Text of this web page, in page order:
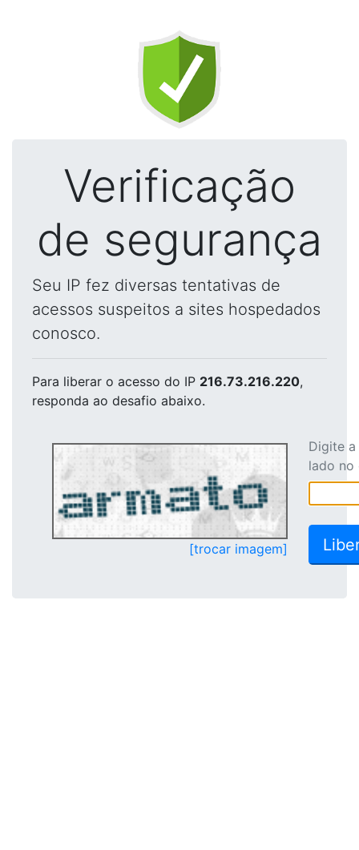
Verificação
de segurança
Seu IP fez diversas tentativas de
acessos suspeitos a sites hospedados
conosco.
Para liberar o acesso do IP 216.73.216.220,
responda ao desafio abaixo.
[trocar imagem]
Digite
lado no